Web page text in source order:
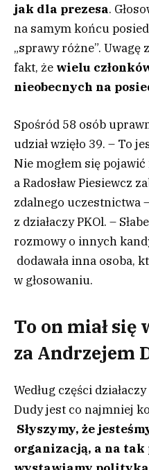
jak dla prezesa.
na samym końcu
„sprawy różne”.
fakt, że wielu
nieobecnych na
Spośród 58 osób
udział wzięło 39. – To
Nie mogłem się
a Radosław Piesiewcz
zdalnego uczestnictwa
z działaczy PKOl. –
rozmowy o innych
dodawała inna osoba,
w głosowaniu.
To on miał się
za Andrzejem
Według części
Dudy jest co najmniej
Słyszymy, że
organizacją, a na